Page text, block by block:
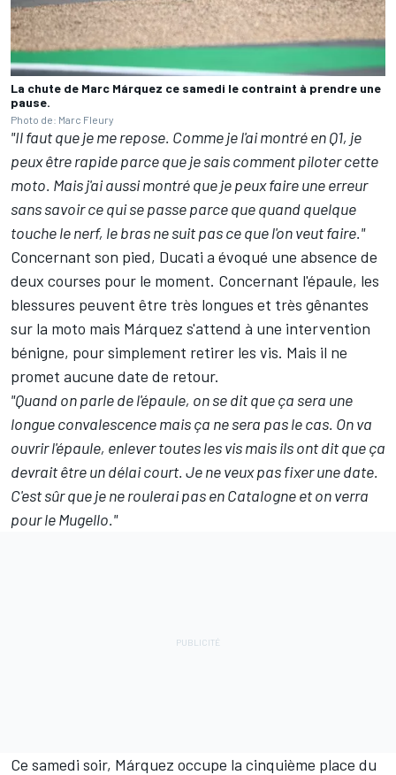
La chute de Marc Márquez ce samedi le contraint à prendre une
pause.
Photo de: Marc Fleury
"Il faut que je me repose. Comme je l'ai montré en Q1, je
peux être rapide parce que je sais comment piloter cette
moto. Mais j'ai aussi montré que je peux faire une erreur
sans savoir ce qui se passe parce que quand quelque
touche le nerf, le bras ne suit pas ce que l'on veut faire."
Concernant son pied, Ducati a évoqué une absence de
deux courses pour le moment. Concernant l'épaule, les
blessures peuvent être très longues et très gênantes
sur la moto mais Márquez s'attend à une intervention
bénigne, pour simplement retirer les vis. Mais il ne
promet aucune date de retour.
"Quand on parle de l'épaule, on se dit que ça sera une
longue convalescence mais ça ne sera pas le cas. On va
ouvrir l'épaule, enlever toutes les vis mais ils ont dit que ça
devrait être un délai court. Je ne veux pas fixer une date.
C'est sûr que je ne roulerai pas en Catalogne et on verra
pour le Mugello."
Ce samedi soir, Márquez occupe la cinquième place du